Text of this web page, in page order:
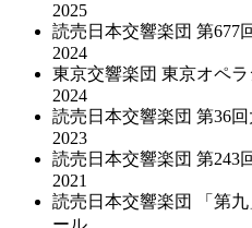
2025
読売日本交響楽団 第677
2024
東京交響楽団 東京オペ
2024
読売日本交響楽団 第36
2023
読売日本交響楽団 第243
2021
読売日本交響楽団 「第